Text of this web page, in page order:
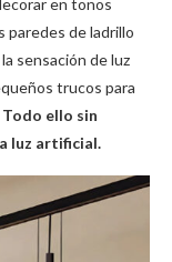
en tonos
paredes de ladrillo
sensación de luz
trucos para
Todo ello sin
luz artificial.